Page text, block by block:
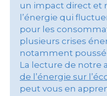
un impact direct et
l’énergie qui
pour les
plusieurs crises
notamment poussé
La lecture de notre
de l’énergie sur
peut vous en